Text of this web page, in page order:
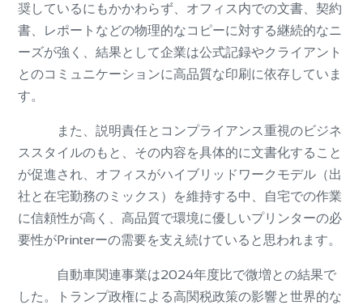
奨しているにもかかわらず、オフィス内での文書、契約
書、レポートなどの物理的なコピーに対する継続的なニ
ーズが強く、結果として企業は公式記録やクライアント
とのコミュニケーションに高品質な印刷に依存していま
す。
また、説明責任とコンプライアンス重視のビジネ
ススタイルのもと、その内容を具体的に文書化すること
が促進され、オフィスがハイブリッドワークモデル（出
社と在宅勤務のミックス）を維持する中、自宅での作業
に信頼性が高く、高品質で環境に優しいプリンターの必
要性がPrinterーの需要を支え続けていると思われます。
自動車関連事業は2024年度比で微増との結果で
した。トランプ政権による高関税政策の影響と世界的な